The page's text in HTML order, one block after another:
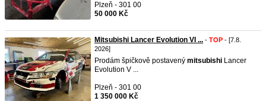
Plzeň - 301 00
50 000 Kč
Mitsubishi Lancer Evolution VI ... - TOP - [7.8.
2026]
Prodám špičkově postavený mitsubishi Lancer
Evolution V ...
Plzeň - 301 00
1 350 000 Kč